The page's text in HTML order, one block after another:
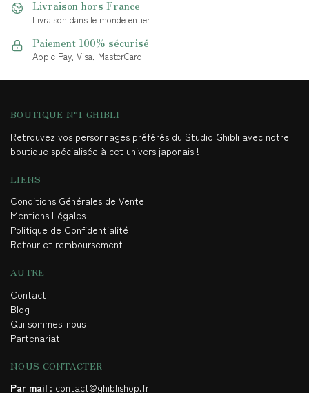
Livraison hors France
Livraison dans le monde entier
Paiement 100% sécurisé
Apple Pay, Visa, MasterCard
BOUTIQUE N°1 GHIBLI
Retrouvez vos personnages préférés du Studio Ghibli avec notre
boutique spécialisée à cet univers japonais !
LIENS
Conditions Générales de Vente
Mentions Légales
Politique de Confidentialité
Retour et remboursement
AUTRE
Contact
Blog
Qui sommes-nous
Partenariat
NOUS CONTACTER
Par mail : contact@ghiblishop.fr